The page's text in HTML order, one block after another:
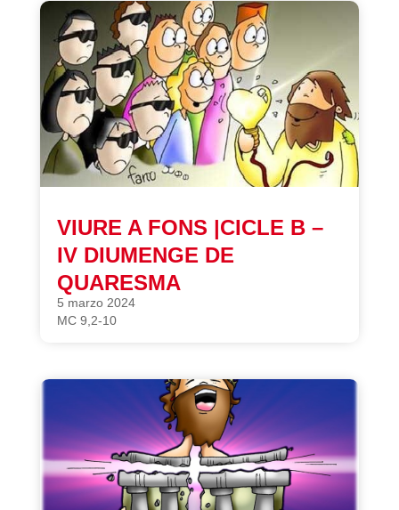
VIURE A FONS |CICLE B –
IV DIUMENGE DE
QUARESMA
5 marzo 2024
MC 9,2-10